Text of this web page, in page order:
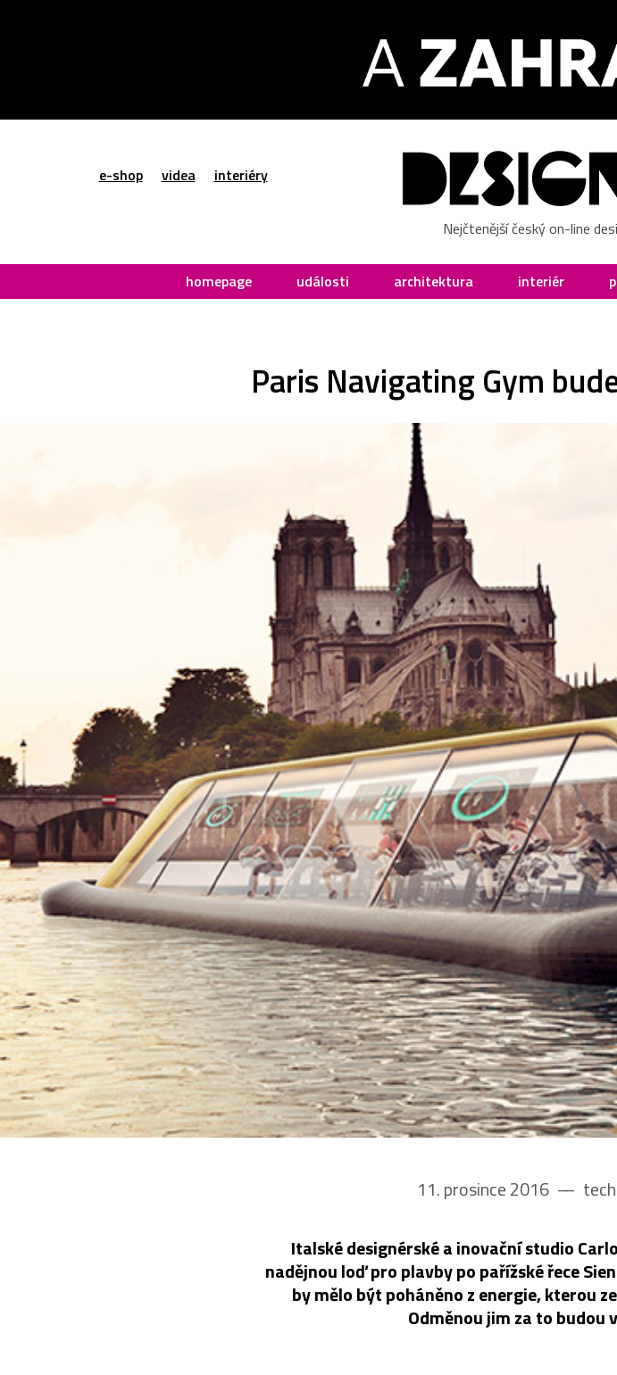
e-shop videa interiéry
Nejčtenější český on-line
homepage události architektura interiér
Paris Navigating Gym
11. prosince 2016 ––
Italské designérské a inovační studio
nadějnou loď pro plavby po pařížské řece
by mělo být poháněno z energie, kterou
Odměnou jim za to budou